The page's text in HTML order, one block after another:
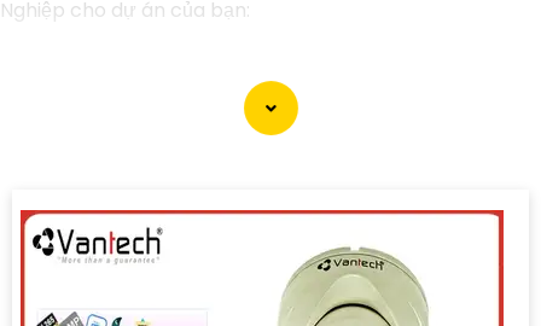
Nghiệp cho dự án của bạn:
Camera Giá Rẻ Thiết Bị An Ninh Chính Hãng Chuyên
phẩm Camera Giá Rẻ Thiết Bị An Ninh Chính Hãng
Chuyên Nghiệp, đáp ứng nhu cầu an ninh và giám sát cho
dự án của quý khách một cách hiệu quả, tin cậy và tiết
kiệm.